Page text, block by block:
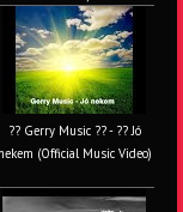
?? Gerry Music ?? - ?? Jó
nekem (Official Music Video)